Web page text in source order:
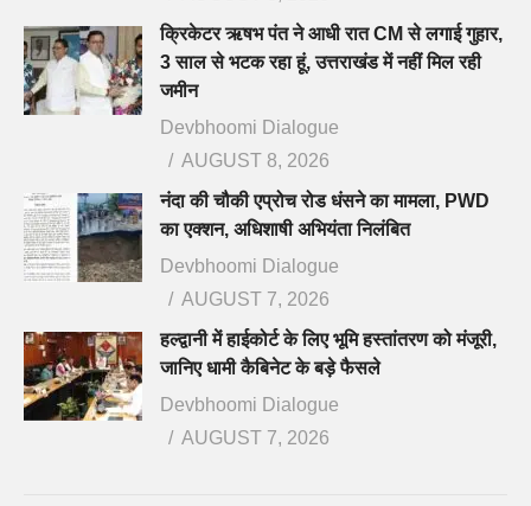
क्रिकेटर ऋषभ पंत ने आधी रात CM से लगाई गुहार,
3 साल से भटक रहा हूं, उत्तराखंड में नहीं मिल रही
जमीन
Devbhoomi Dialogue
AUGUST 8, 2026
नंदा की चौकी एप्रोच रोड धंसने का मामला, PWD
का एक्शन, अधिशाषी अभियंता निलंबित
Devbhoomi Dialogue
AUGUST 7, 2026
हल्द्वानी में हाईकोर्ट के लिए भूमि हस्तांतरण को मंजूरी,
जानिए धामी कैबिनेट के बड़े फैसले
Devbhoomi Dialogue
AUGUST 7, 2026